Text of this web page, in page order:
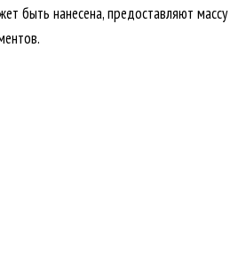
быть нанесена, предоставляют массу